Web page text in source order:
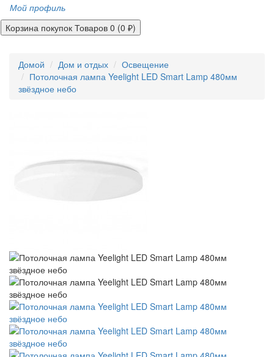
Мой профиль
Корзина покупок Товаров 0 (0 ₽)
Домой Дом и отдых
Освещение
Потолочная лампа Yeelight LED Smart Lamp 480мм
звёздное небо